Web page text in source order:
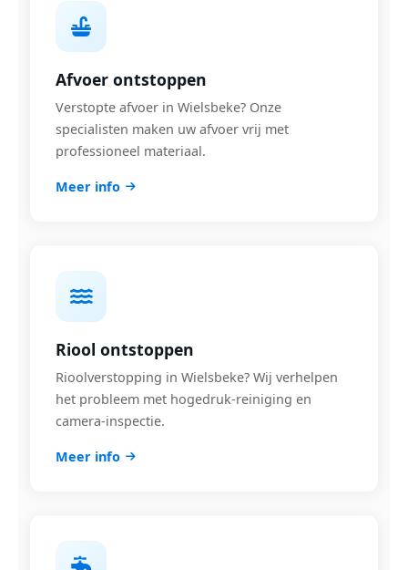
Afvoer ontstoppen
Verstopte afvoer in Wielsbeke? Onze
specialisten maken uw afvoer vrij met
professioneel materiaal.
Meer info
Riool ontstoppen
Rioolverstopping in Wielsbeke? Wij verhelpen
het probleem met hogedruk-reiniging en
camera-inspectie.
Meer info